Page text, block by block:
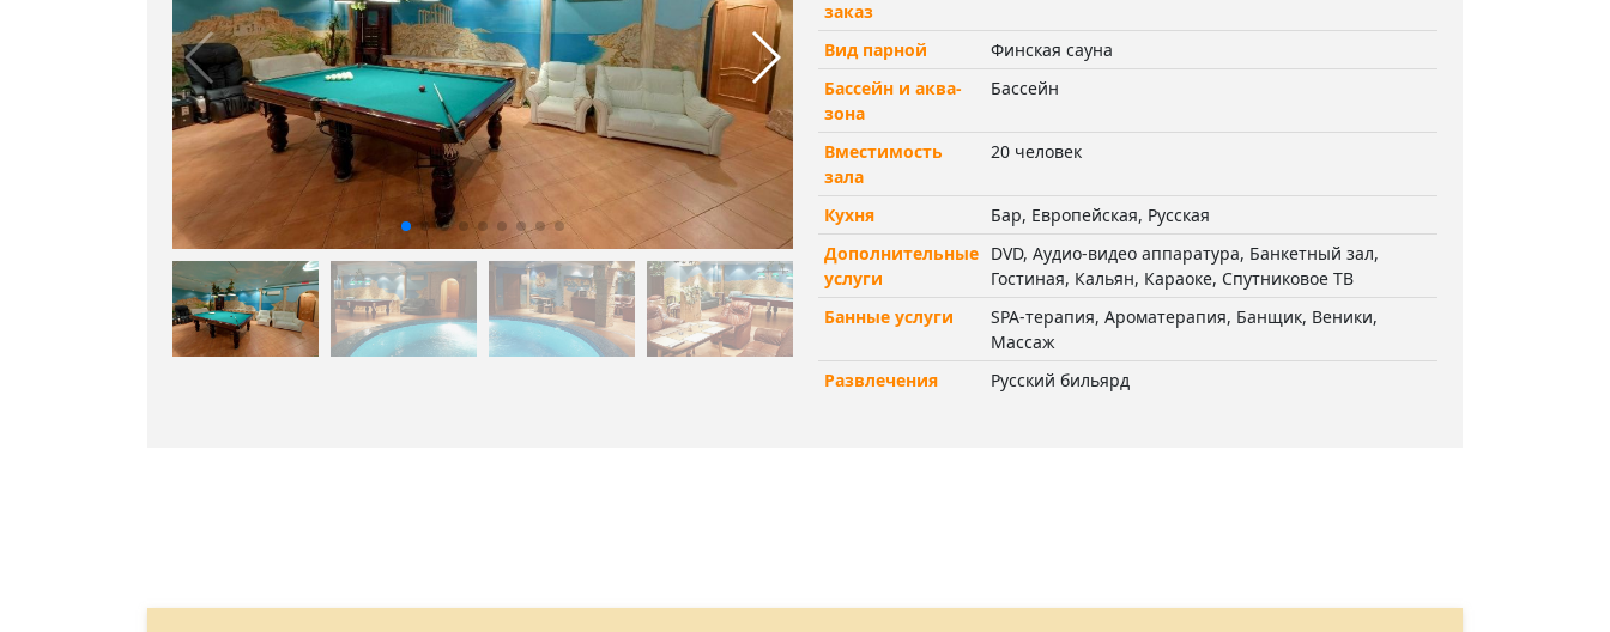
заказ
Вид парной
Финская сауна
Бассейн и аква-
зона
Бассейн
Вместимость
зала
20 человек
Кухня
Бар, Европейская, Русская
Дополнительные
услуги
DVD, Аудио-видео аппаратура, Банкетный зал,
Гостиная, Кальян, Караоке, Спутниковое ТВ
Банные услуги
SPA-терапия, Ароматерапия, Банщик, Веники,
Массаж
Развлечения
Русский бильярд